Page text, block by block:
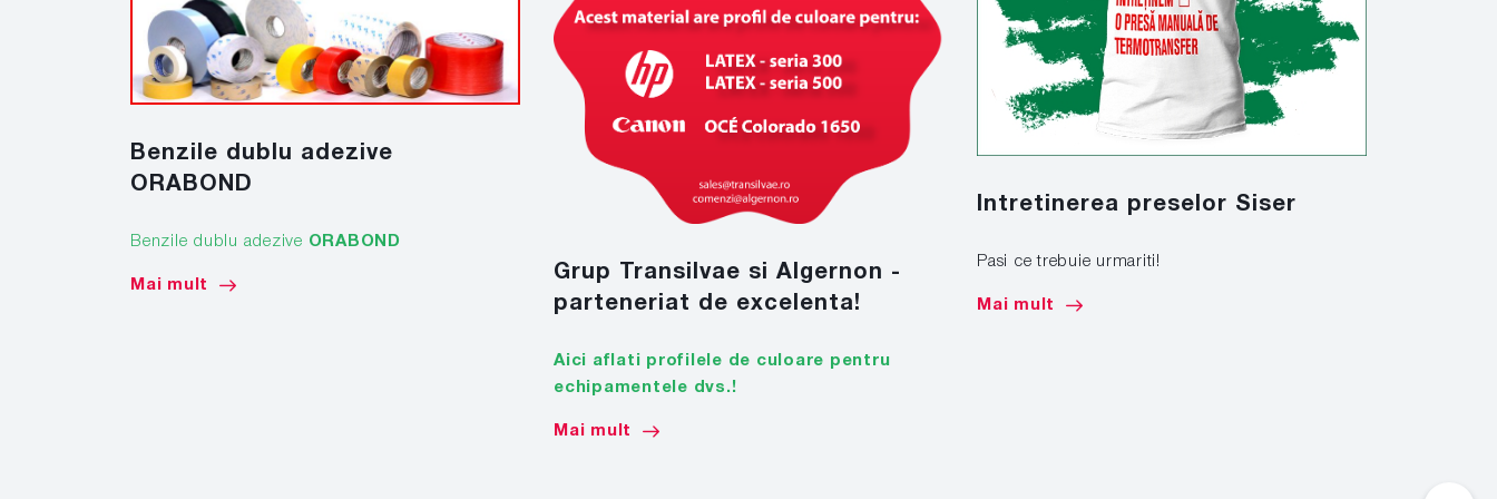
Benzile dublu adezive
ORABOND
Benzile dublu adezive ORABOND
Mai mult
Grup Transilvae si Algernon -
parteneriat de excelenta!
Aici aflati profilele de culoare pentru
echipamentele dvs.!
Mai mult
Intretinerea preselor Siser
Pasi ce trebuie urmariti!
Mai mult